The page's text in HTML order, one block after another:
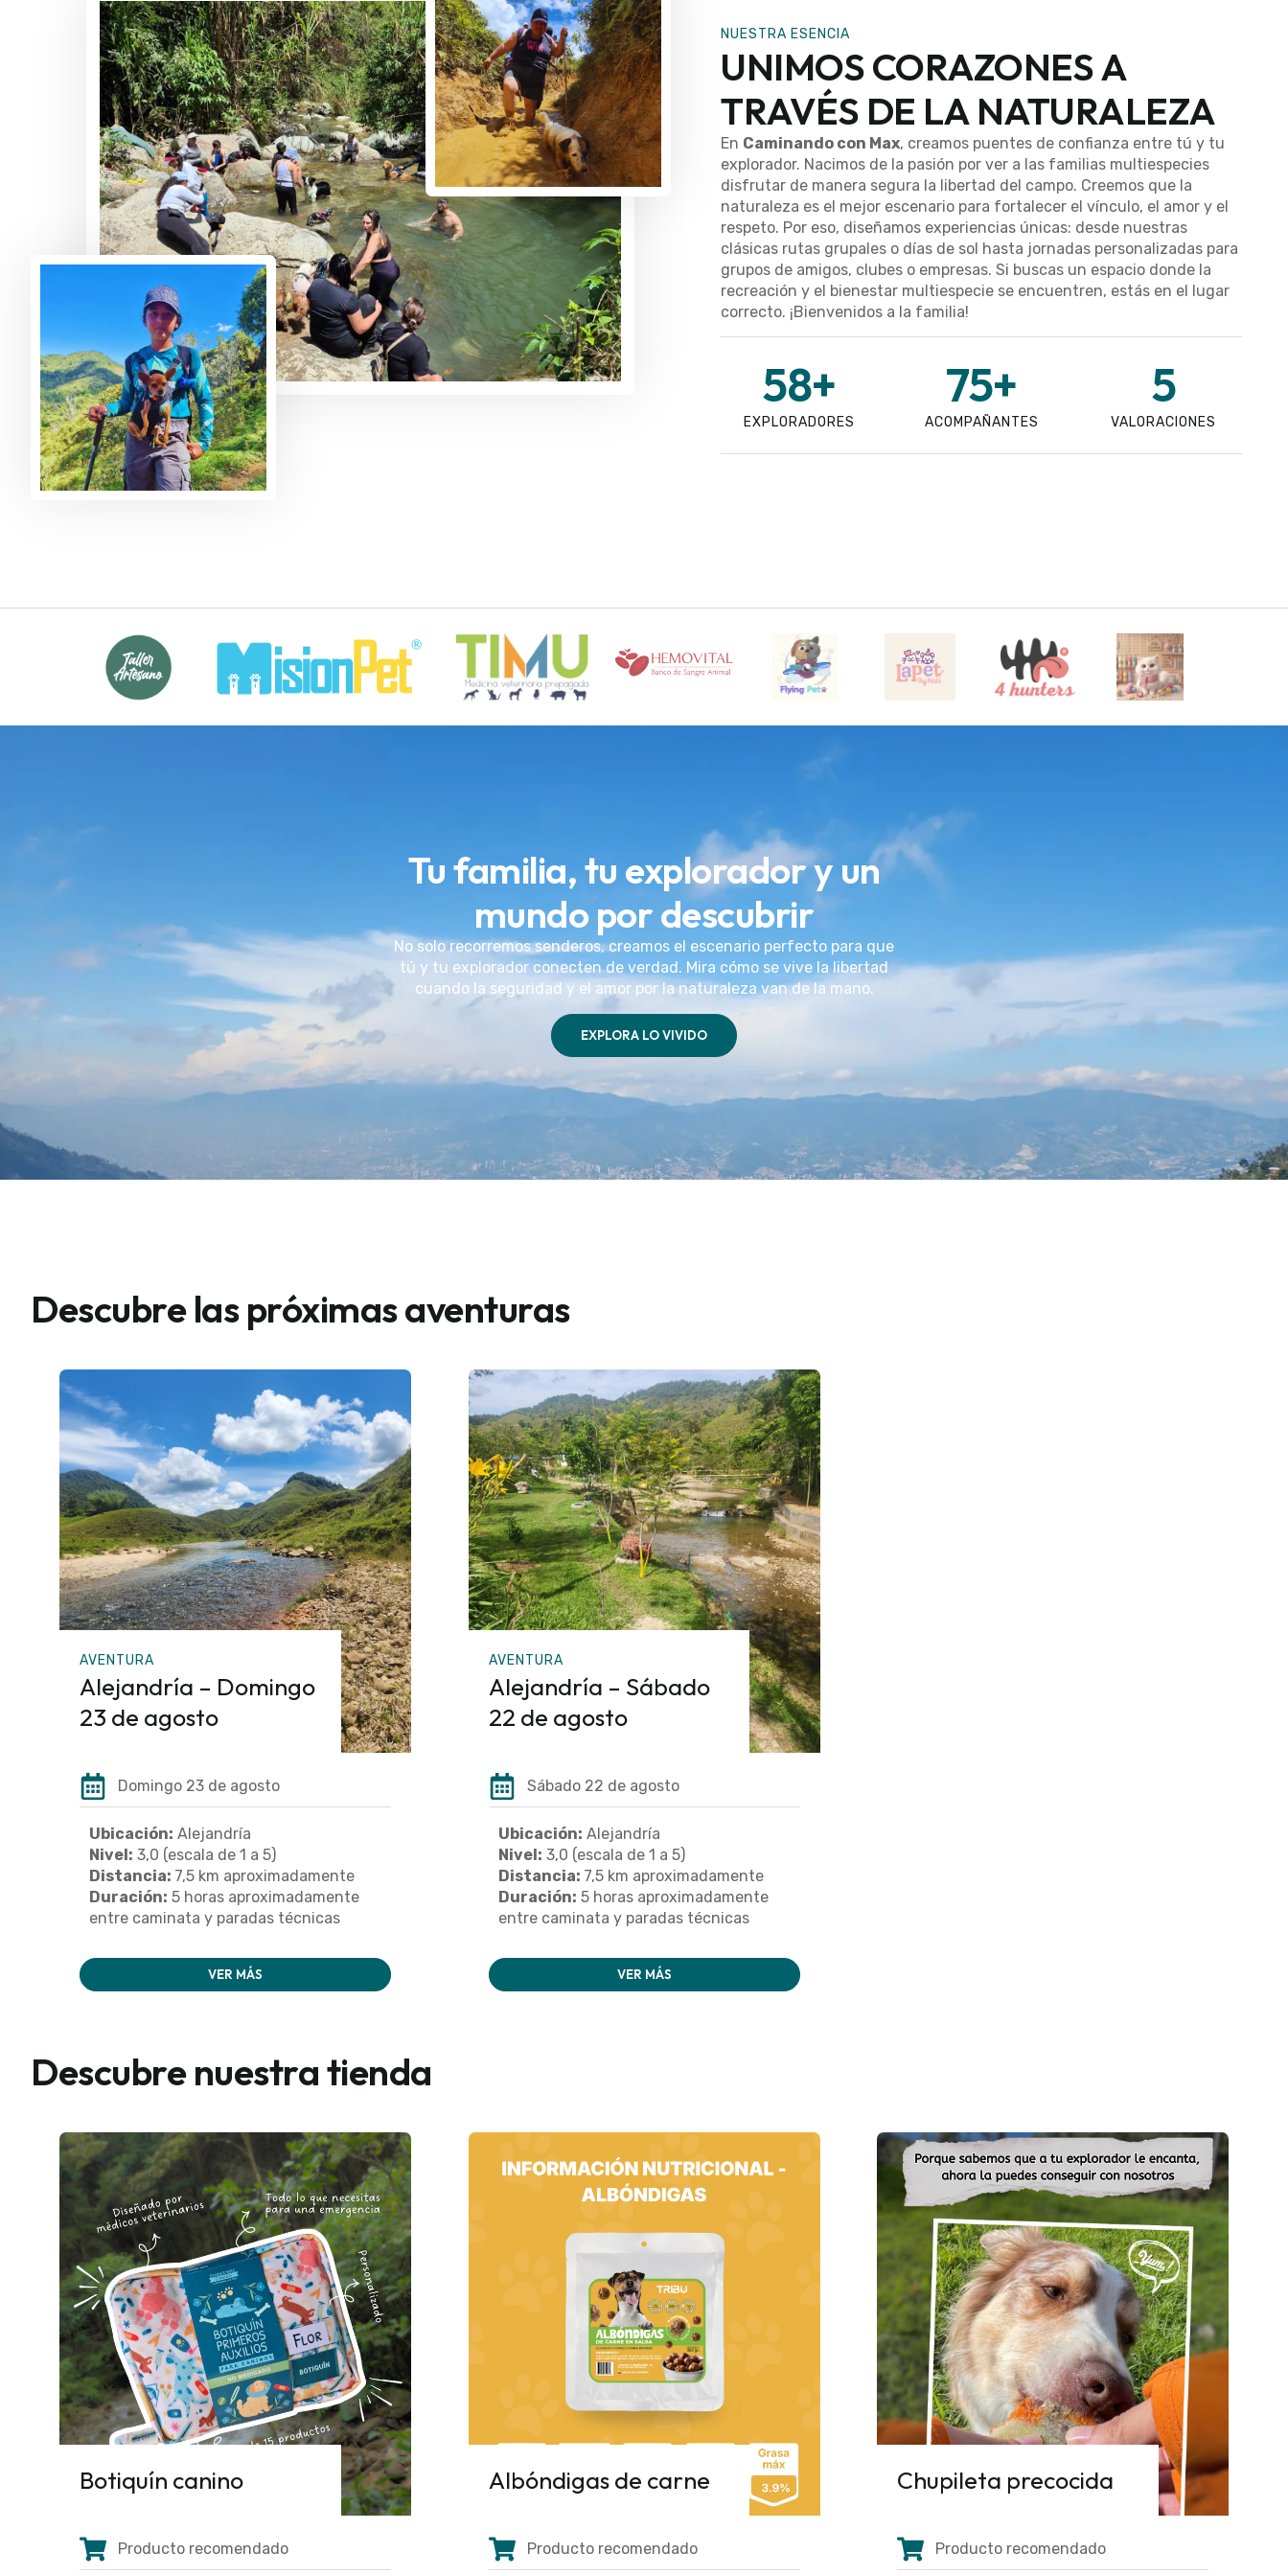
NUESTRA ESENCIA
UNIMOS CORAZONES A
TRAVÉS DE LA NATURALEZA
En Caminando con Max, creamos puentes de confianza entre tú y tu
explorador. Nacimos de la pasión por ver a las familias multiespecies
disfrutar de manera segura la libertad del campo. Creemos que la
naturaleza es el mejor escenario para fortalecer el vínculo, el amor y el
respeto. Por eso, diseñamos experiencias únicas: desde nuestras
clásicas rutas grupales o días de sol hasta jornadas personalizadas para
grupos de amigos, clubes o empresas. Si buscas un espacio donde la
recreación y el bienestar multiespecie se encuentren, estás en el lugar
correcto. ¡Bienvenidos a la familia!
EXPLORADORES
58+
ACOMPAÑANTES
75+
VALORACIONES
5
Tu familia, tu explorador y un
mundo por descubrir
No solo recorremos senderos, creamos el escenario perfecto para que
tú y tu explorador conecten de verdad. Mira cómo se vive la libertad
cuando la seguridad y el amor por la naturaleza van de la mano.
EXPLORA LO VIVIDO
Descubre las próximas aventuras
AVENTURA
Alejandría – Domingo
23 de agosto
Domingo 23 de agosto
Ubicación: Alejandría
Nivel: 3,0 (escala de 1 a 5)
Distancia: 7,5 km aproximadamente
Duración: 5 horas aproximadamente
entre caminata y paradas técnicas
VER MÁS
AVENTURA
Alejandría – Sábado
22 de agosto
Sábado 22 de agosto
Ubicación: Alejandría
Nivel: 3,0 (escala de 1 a 5)
Distancia: 7,5 km aproximadamente
Duración: 5 horas aproximadamente
entre caminata y paradas técnicas
VER MÁS
Descubre nuestra tienda
Botiquín canino
Producto recomendado
Albóndigas de carne
Producto recomendado
Chupileta precocida
Producto recomendado